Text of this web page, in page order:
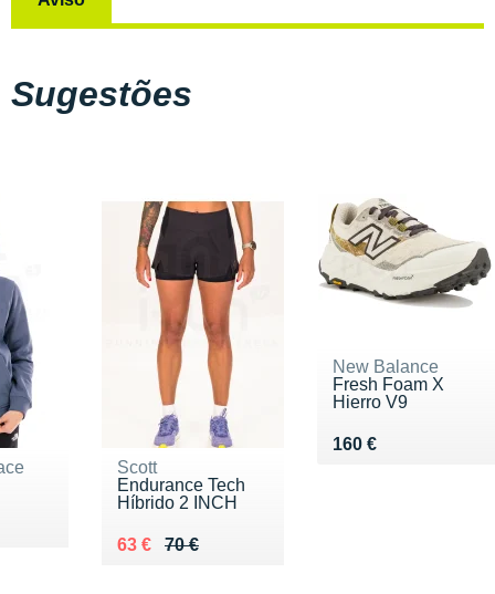
Sugestões
Scott
Endurance Tech
Híbrido 2 INCH
70 €
Au lieu de 70 €
63 €
Vendu 63 €
New Balance
Fresh Foam X
Hierro V9
160 €
Vendu 160 €